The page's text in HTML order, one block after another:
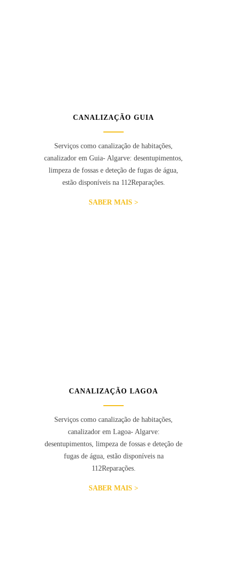
CANALIZAÇÃO GUIA
Serviços como canalização de habitações,
canalizador em Guia- Algarve: desentupimentos,
limpeza de fossas e deteção de fugas de água,
estão disponíveis na 112Reparações.
SABER MAIS >
CANALIZAÇÃO LAGOA
Serviços como canalização de habitações,
canalizador em Lagoa- Algarve:
desentupimentos, limpeza de fossas e deteção de
fugas de água, estão disponíveis na
112Reparações.
SABER MAIS >